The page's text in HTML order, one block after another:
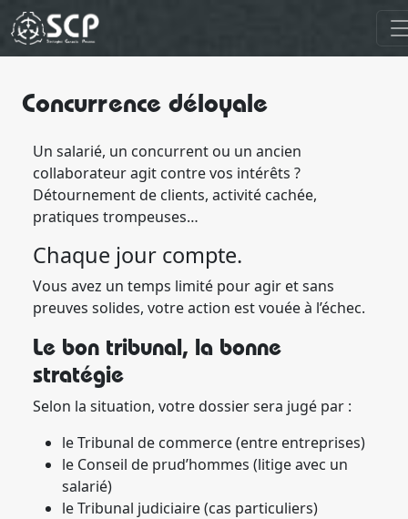
Concurrence déloyale
Un salarié, un concurrent ou un ancien
collaborateur agit contre vos intérêts ?
Détournement de clients, activité cachée,
pratiques trompeuses…
Chaque jour compte.
Vous avez un temps limité pour agir et sans
preuves solides, votre action est vouée à l’échec.
Le bon tribunal, la bonne
stratégie
Selon la situation, votre dossier sera jugé par :
le Tribunal de commerce (entre entreprises)
le Conseil de prud’hommes (litige avec un
salarié)
le Tribunal judiciaire (cas particuliers)